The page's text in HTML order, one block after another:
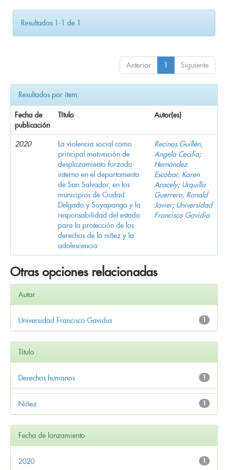
Resultados 1-1 de 1.
Anterior 1 Siguiente
Resultados por ítem:
Fecha de
publicación
Título Autor(es)
2020
La violencia social como
principal motivación de
desplazamiento forzado
interno en el departamento
de San Salvador, en los
municipios de Ciudad
Delgado y Soyapango y la
responsabilidad del estado
para la protección de los
derechos de la niñez y la
adolescencia
Recinos Guillén,
Angela Cecilia;
Hernández
Escobar, Karen
Aracely; Urquilla
Guerrero, Ronald
Javier; Universidad
Francisco Gavidia
Otras opciones relacionadas
Autor
1
Universidad Francisco Gavidia
Título
1
Derechos humanos
1
Niñez
Fecha de lanzamiento
1
2020